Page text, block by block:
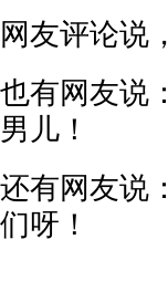
网友评论说
也有网友说
男儿！
还有网友说
们呀！